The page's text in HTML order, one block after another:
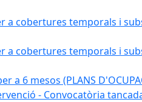
a cobertures temporals i
a cobertures temporals i
6 mesos (PLANS
- Convocatòria